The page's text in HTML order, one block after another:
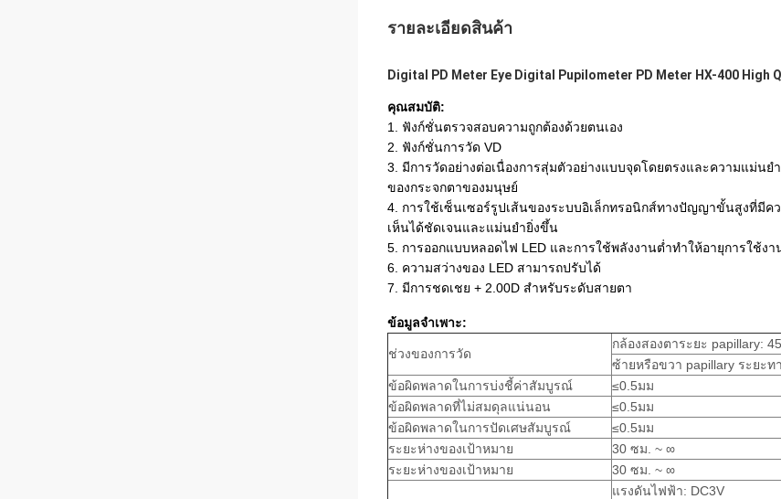
รายละเอียดสินค้า
Digital PD Meter Eye Digital Pupilometer PD Meter HX-400 High
คุณสมบัติ:
1. ฟังก์ชั่นตรวจสอบความถูกต้องด้วยตนเอง
2. ฟังก์ชั่นการวัด VD
3. มีการวัดอย่างต่อเนื่องการสุ่มตัวอย่างแบบจุดโดยตรงและความแม่น
ของกระจกตาของมนุษย์
4. การใช้เซ็นเซอร์รูปเส้นของระบบอิเล็กทรอนิกส์ทางปัญญาขั้นสูงที่มี
เห็นได้ชัดเจนและแม่นยำยิ่งขึ้น
5. การออกแบบหลอดไฟ LED และการใช้พลังงานต่ำทำให้อายุการใช้ง
6. ความสว่างของ LED สามารถปรับได้
7. มีการชดเชย + 2.00D สำหรับระดับสายตา
ข้อมูลจำเพาะ:
ช่วงของการวัด
กล้องสองตาระยะ papillary:
ซ้ายหรือขวา papillary ระยะท
ข้อผิดพลาดในการบ่งชี้ค่าสัมบูรณ์
≤0.5มม
ข้อผิดพลาดที่ไม่สมดุลแน่นอน
≤0.5มม
ข้อผิดพลาดในการปัดเศษสัมบูรณ์
≤0.5มม
ระยะห่างของเป้าหมาย
30 ซม. ~ ∞
ระยะห่างของเป้าหมาย
30 ซม. ~ ∞
แรงดันไฟฟ้า: DC3V